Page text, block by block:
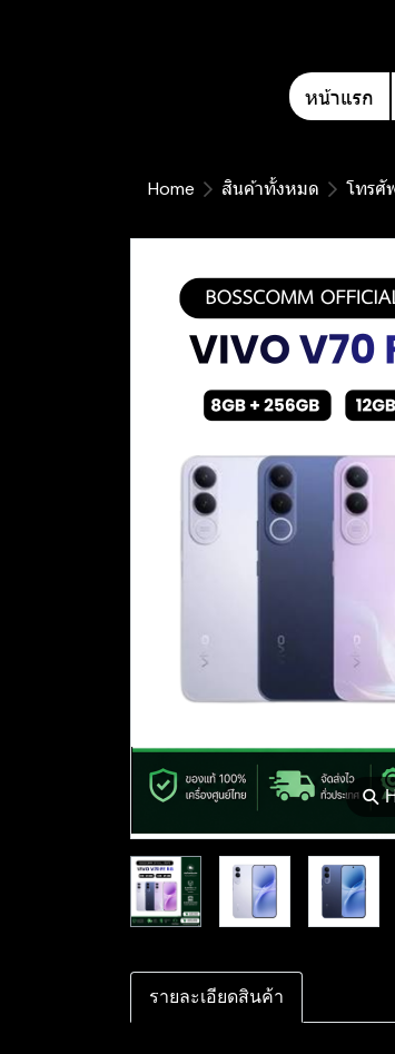
หน้าแรก
Home สินค้าทั้งหมด โทรศั
⚲
รายละเอียดสินค้า